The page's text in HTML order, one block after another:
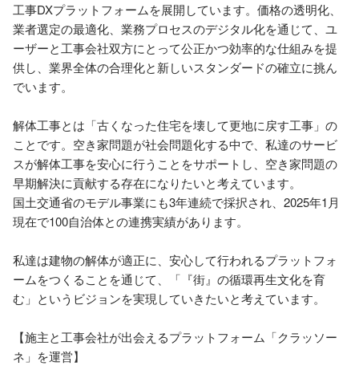
工事DXプラットフォームを展開しています。価格の透明化、
業者選定の最適化、業務プロセスのデジタル化を通じて、ユ
ーザーと工事会社双方にとって公正かつ効率的な仕組みを提
供し、業界全体の合理化と新しいスタンダードの確立に挑ん
でいます。
解体工事とは「古くなった住宅を壊して更地に戻す工事」の
ことです。空き家問題が社会問題化する中で、私達のサービ
スが解体工事を安心に行うことをサポートし、空き家問題の
早期解決に貢献する存在になりたいと考えています。
国土交通省のモデル事業にも3年連続で採択され、2025年1月
現在で100自治体との連携実績があります。
私達は建物の解体が適正に、安⼼して行われるプラットフォ
ームをつくることを通じて、「『街』の循環再生文化を育
む」というビジョンを実現していきたいと考えています。
【施主と工事会社が出会えるプラットフォーム「クラッソー